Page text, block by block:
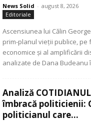
News Solid - august 8, 2026
Editoriale
Ascensiunea lui Călin
prim-planul vieții publice,
economice și al amplificării
analizate de Dana Budeanu
Analiză
îmbracă politicienii:
politicianul care...